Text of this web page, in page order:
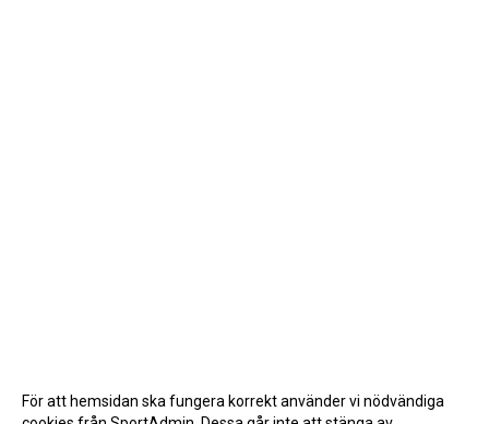
För att hemsidan ska fungera korrekt använder vi nödvändiga